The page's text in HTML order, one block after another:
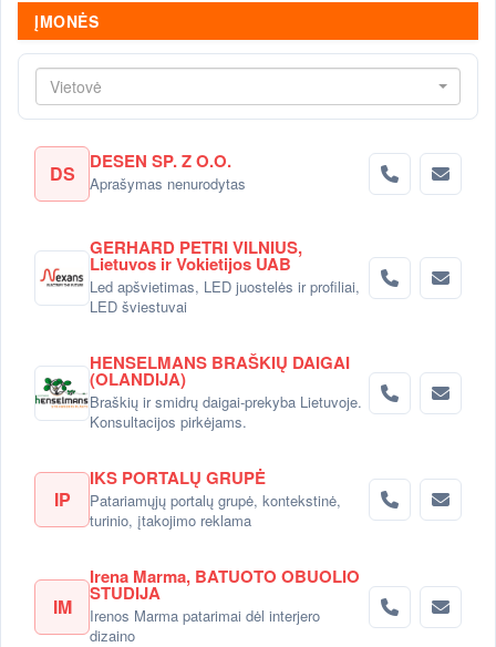
ĮMONĖS
Vietovė
DS DESEN SP. Z O.O.
Aprašymas nenurodytas
GERHARD PETRI VILNIUS,
Lietuvos ir Vokietijos UAB
Led apšvietimas, LED juostelės ir profiliai,
LED šviestuvai
HENSELMANS BRAŠKIŲ DAIGAI
(OLANDIJA)
Braškių ir smidrų daigai-prekyba Lietuvoje.
Konsultacijos pirkėjams.
IP
IKS PORTALŲ GRUPĖ
Patariamųjų portalų grupė, kontekstinė,
turinio, įtakojimo reklama
IM
Irena Marma, BATUOTO OBUOLIO
STUDIJA
Irenos Marma patarimai dėl interjero
dizaino